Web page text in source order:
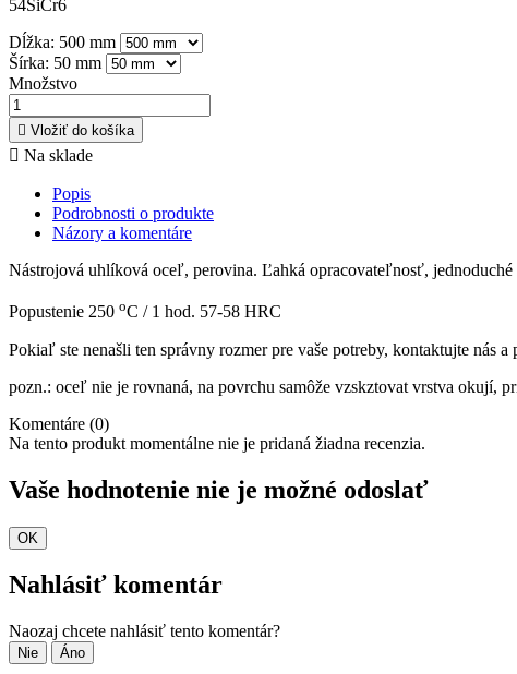
54SiCr6
Dĺžka: 500 mm
Šírka: 50 mm
Množstvo
 Vložiť do košíka
 Na sklade
Popis
Podrobnosti o produkte
Názory a komentáre
Nástrojová uhlíková oceľ, perovina. Ľahká opracovateľnosť,
Popustenie 250 oC / 1 hod. 57-58 HRC
Pokiaľ ste nenašli ten správny rozmer pre vaše potreby, kontaktujte nás a
pozn.: oceľ nie je rovnaná, na povrchu samôže vzskztovat vrstva okují,
Komentáre (0)
Na tento produkt momentálne nie je pridaná žiadna recenzia.
Vaše hodnotenie nie je možné odoslať
OK
Nahlásiť komentár
Naozaj chcete nahlásiť tento komentár?
Nie Áno